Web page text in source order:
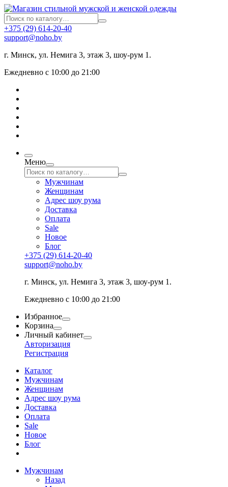
+375 (29) 614-20-40
support@noho.by
г. Минск, ул. Немига 3, этаж 3, шоу-рум 1.
Ежедневно с 10:00 до 21:00
Меню
Мужчинам
Женщинам
Адрес шоу рума
Доставка
Оплата
Sale
Новое
Блог
+375 (29) 614-20-40
support@noho.by
г. Минск, ул. Немига 3, этаж 3, шоу-рум 1.
Ежедневно с 10:00 до 21:00
Избранное
Корзина
Личный кабинет
Авторизация
Регистрация
Каталог
Мужчинам
Женщинам
Адрес шоу рума
Доставка
Оплата
Sale
Новое
Блог
Мужчинам
Назад